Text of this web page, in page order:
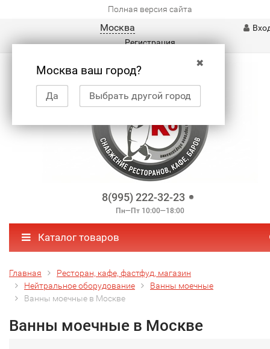
Полная версия сайта
Москва
✖
Москва ваш город?
Да Выбрать другой город
Регистрация
8(995) 222-32-23
Пн—Пт 10:00—18:00
Каталог товаров
Главная
Ресторан, кафе, фастфуд, магазин
Нейтральное оборудование
Ванны моечные
Ванны моечные в Москве
Ванны моечные в Москве